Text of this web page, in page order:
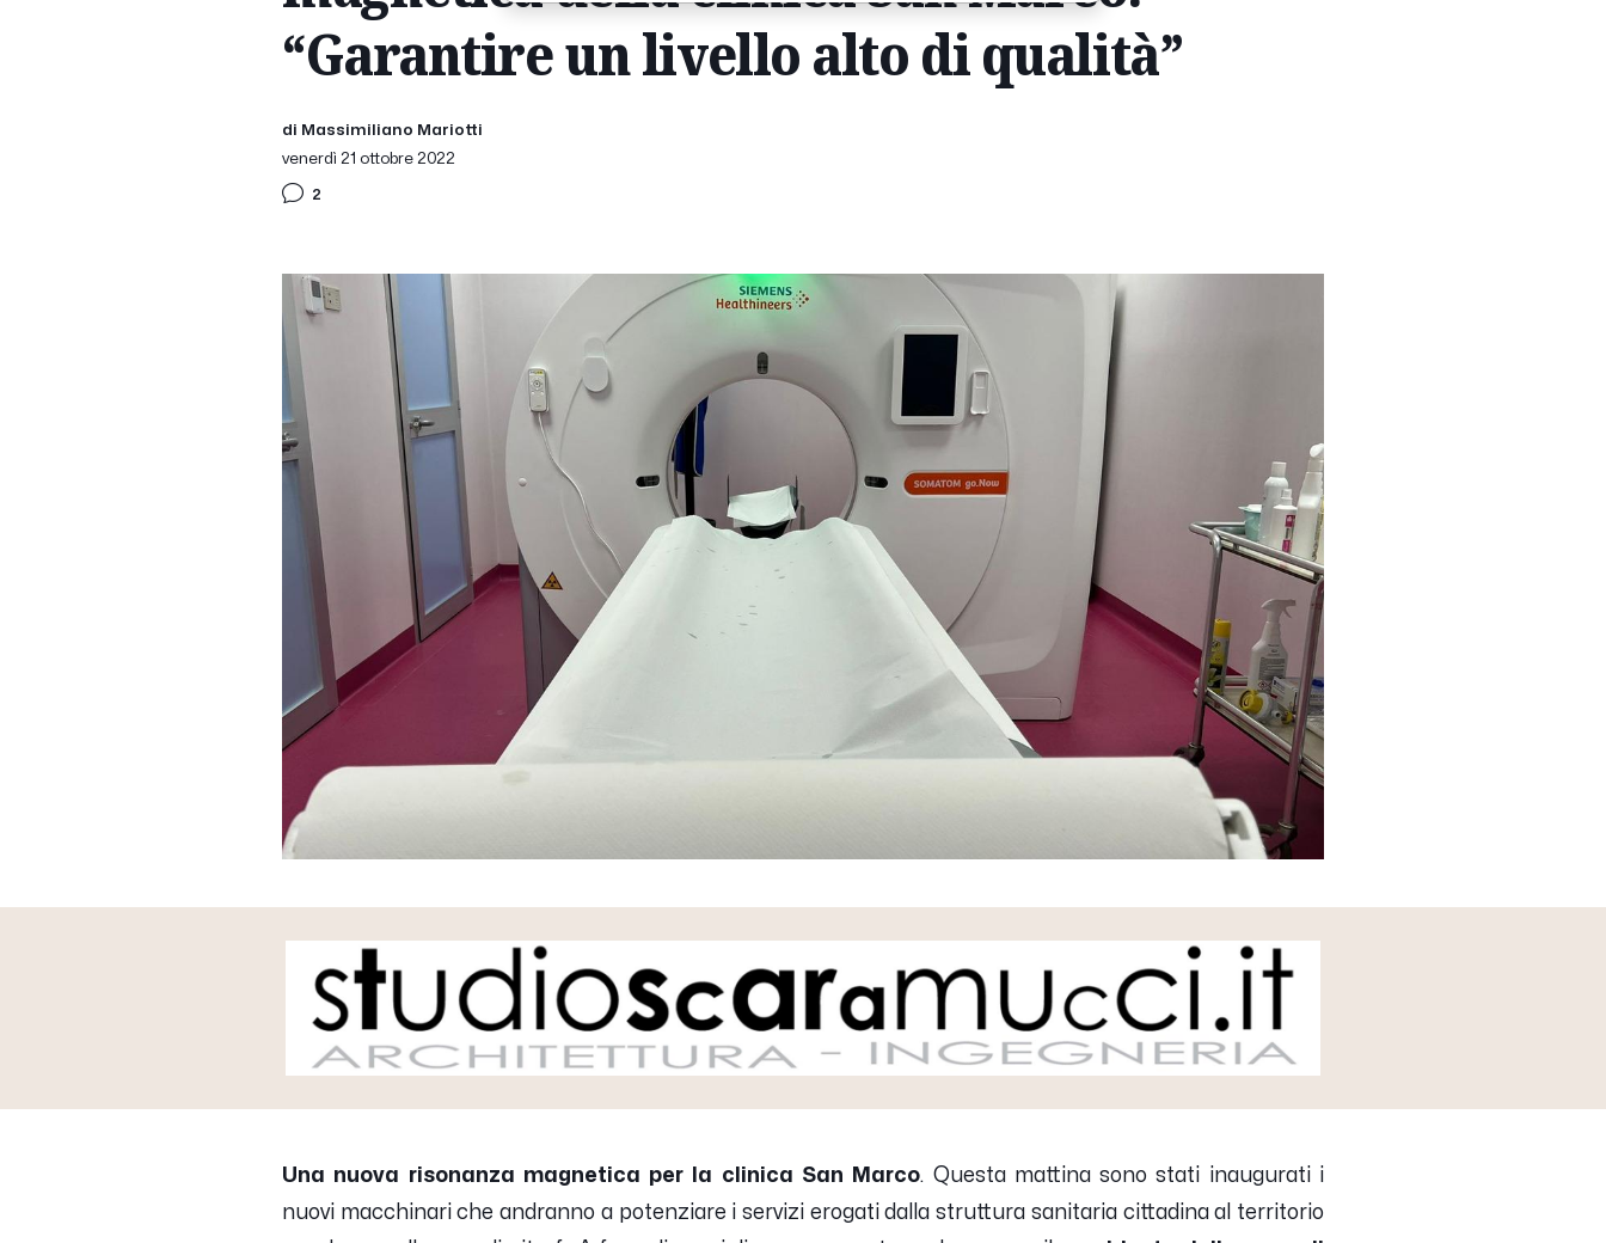
“Garantire un livello alto di qualità”
di Massimiliano Mariotti
venerdì 21 ottobre 2022
2
Una nuova risonanza magnetica per la clinica San Marco. Questa mattina sono stati inaugurati i
nuovi macchinari che andranno a potenziare i servizi erogati dalla struttura sanitaria cittadina al territorio